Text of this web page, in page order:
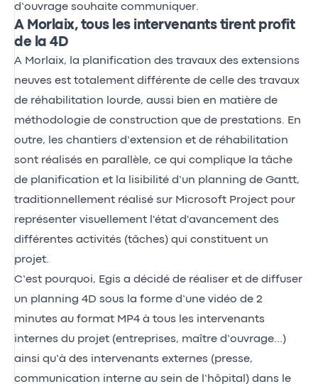
d’ouvrage souhaite communiquer.
A Morlaix, tous les intervenants tirent profit
de la 4D
A Morlaix, la planification des travaux des extensions
neuves est totalement différente de celle des travaux
de réhabilitation lourde, aussi bien en matière de
méthodologie de construction que de prestations. En
outre, les chantiers d’extension et de réhabilitation
sont réalisés en parallèle, ce qui complique la tâche
de planification et la lisibilité d’un planning de Gantt,
traditionnellement réalisé sur Microsoft Project pour
représenter visuellement l'état d'avancement des
différentes activités (tâches) qui constituent un
projet.
C’est pourquoi, Egis a décidé de réaliser et de diffuser
un planning 4D sous la forme d’une vidéo de 2
minutes au format MP4 à tous les intervenants
internes du projet (entreprises, maître d’ouvrage…)
ainsi qu’à des intervenants externes (presse,
communication interne au sein de l’hôpital) dans le